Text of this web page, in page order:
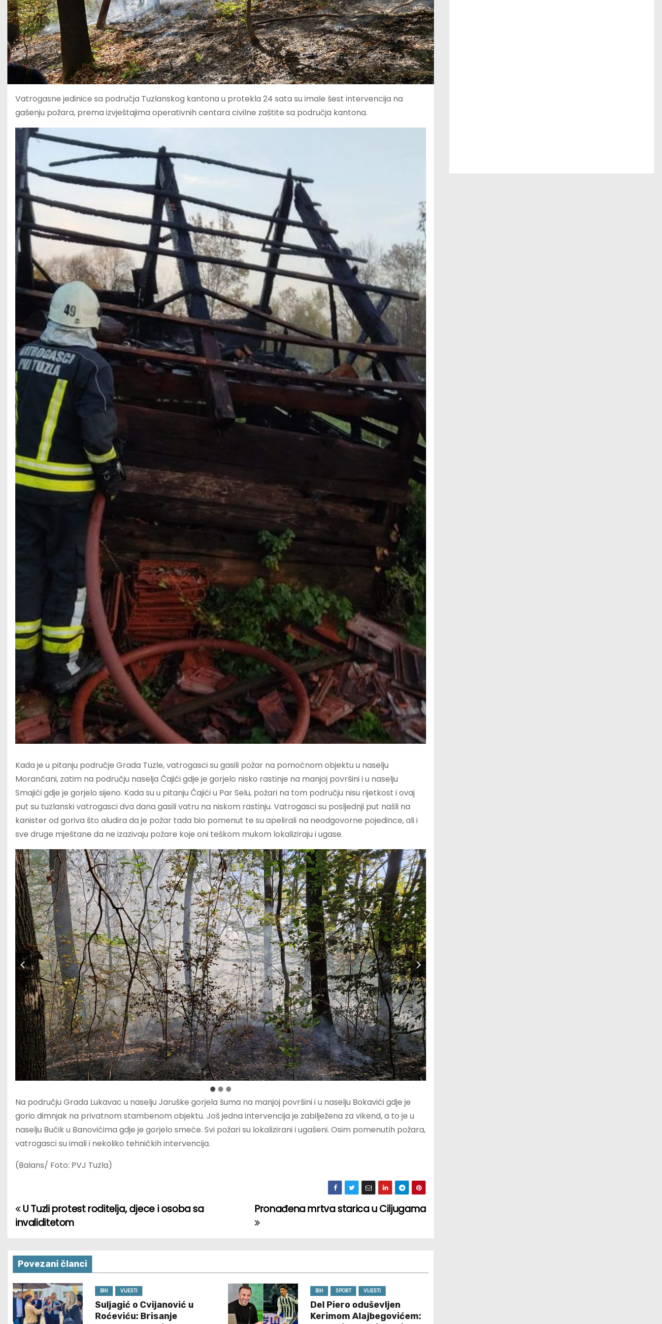
Vatrogasne jedinice sa područja Tuzlanskog kantona u protekla 24 sata su imale šest intervencija na
gašenju požara, prema izvještajima operativnih centara civilne zaštite sa područja kantona.
Kada je u pitanju područje Grada Tuzle, vatrogasci su gasili požar na pomoćnom objektu u naselju
Morančani, zatim na području naselja Čajići gdje je gorjelo nisko rastinje na manjoj površini i u naselju
Smajići gdje je gorjelo sijeno. Kada su u pitanju Čajići u Par Selu, požari na tom području nisu rijetkost i ovaj
put su tuzlanski vatrogasci dva dana gasili vatru na niskom rastinju. Vatrogasci su posljednji put našli na
kanister od goriva što aludira da je požar tada bio pomenut te su apelirali na neodgovorne pojedince, ali i
sve druge mještane da ne izazivaju požare koje oni teškom mukom lokaliziraju i ugase.
Na području Grada Lukavac u naselju Jaruške gorjela šuma na manjoj površini i u naselju Bokavići gdje je
gorio dimnjak na privatnom stambenom objektu. Još jedna intervencija je zabilježena za vikend, a to je u
naselju Bučik u Banovićima gdje je gorjelo smeće. Svi požari su lokalizirani i ugašeni. Osim pomenutih požara,
vatrogasci su imali i nekoliko tehničkih intervencija.
(Balans/ Foto: PVJ Tuzla)
P
s
t
n
a
Pronađena mrtva starica u Ciljugama
U Tuzli protest roditelja, djece i osoba sa
invaliditetom
Povezani članci
BIH VIJESTI
Suljagić o Cvijanović u
Roćeviću: Brisanje
BIH SPORT VIJESTI
Del Piero oduševljen
Kerimom Alajbegovićem: